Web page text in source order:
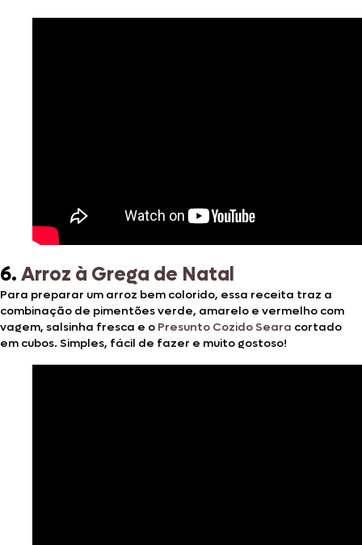
6.Arroz à Grega de Natal
Para preparar um arroz bem colorido, essa receita traz a
combinação de pimentões verde, amarelo e vermelho com
vagem, salsinha fresca e o Presunto Cozido Seara cortado
em cubos. Simples, fácil de fazer e muito gostoso!